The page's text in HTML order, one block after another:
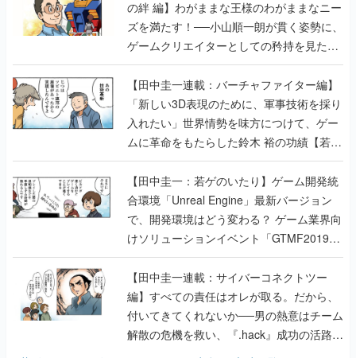
の絆 編】わがままな王様のわがままなニー
ズを満たす！──小山順一朗が貫く姿勢に、
ゲームクリエイターとしての矜持を見た
【若ゲのいたり最終回】
【田中圭一連載：バーチャファイター編】
「新しい3D表現のために、軍事技術を採り
入れたい」世界情勢を味方につけて、ゲー
ムに革命をもたらした鈴木 裕の功績【若ゲ
のいたり】
【田中圭一：若ゲのいたり】ゲーム開発統
合環境「Unreal Engine」最新バージョン
で、開発環境はどう変わる？ ゲーム業界向
けソリューションイベント「GTMF2019」
に行って、より理解を深めよう【PR】
【田中圭一連載：サイバーコネクトツー
編】すべての責任はオレが取る。だから、
付いてきてくれないか──男の熱意はチーム
解散の危機を救い、『.hack』成功の活路を